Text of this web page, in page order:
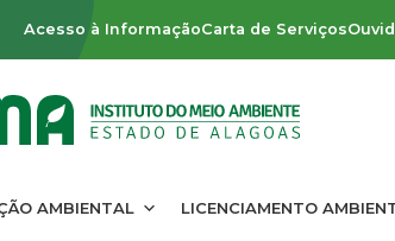
Acesso à InformaçãoCarta de Serviços
AMBIENTAL LICENCIAMENTO